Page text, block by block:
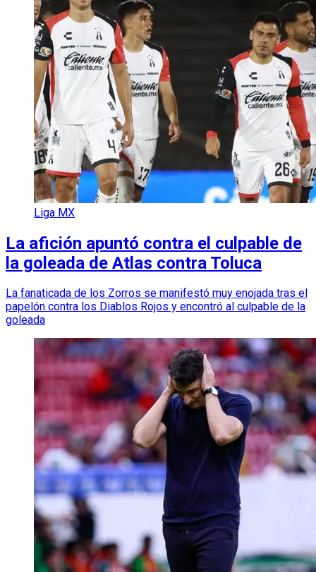
Liga MX
La afición apuntó contra el culpable de
la goleada de Atlas contra Toluca
La fanaticada de los Zorros se manifestó muy enojada tras el
papelón contra los Diablos Rojos y encontró al culpable de la
goleada